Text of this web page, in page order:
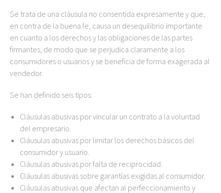
Se trata de una cláusula no consentida expresamente y que,
en contra de la buena fe, causa un desequilibrio importante
en cuanto a los derechos y las obligaciones de las partes
firmantes, de modo que se perjudica claramente a los
consumidores o usuarios y se beneficia de forma exagerada al
vendedor.
Se han definido seis tipos:
Cláusulas abusivas por vincular un contrato a la voluntad
del empresario.
Cláusulas abusivas por limitar los derechos básicos del
consumidor y usuario.
Cláusulas abusivas por falta de reciprocidad.
Cláusulas abusivas sobre garantías exigidas al consumidor.
Cláusulas abusivas que afectan al perfeccionamiento y